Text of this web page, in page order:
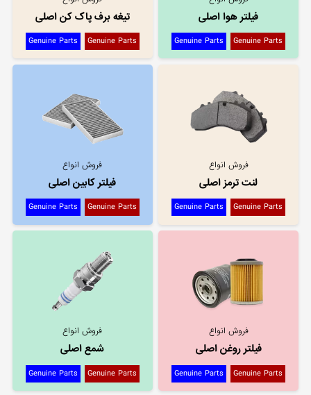
فیلتر هوا اصلی
Genuine Parts
Genuine Parts
تیغه برف پاک کن اصلی
Genuine Parts
Genuine Parts
فروش انواع
لنت ترمز اصلی
Genuine Parts
Genuine Parts
فروش انواع
فیلتر کابین اصلی
Genuine Parts
Genuine Parts
فروش انواع
فیلتر روغن اصلی
Genuine Parts
Genuine Parts
فروش انواع
شمع اصلی
Genuine Parts
Genuine Parts